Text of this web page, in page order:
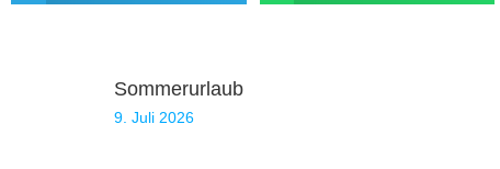
Sommerurlaub
9. Juli 2026